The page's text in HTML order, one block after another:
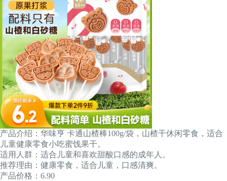
产品介绍：华味亨 卡通山楂棒100g/袋，山楂干休闲零食，适合
儿童健康零食小吃蜜饯果干。
适用人群：适合儿童和喜欢甜酸口感的成年人。
推荐理由：健康零食，适合儿童，口感清爽。
产品价格：6.90